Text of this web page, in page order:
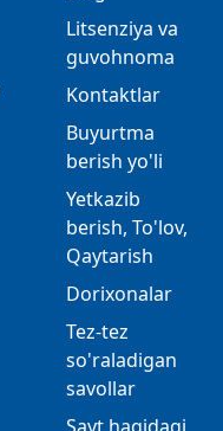
Litsenziya va
guvohnoma
Kontaktlar
Buyurtma
berish yo'li
Yetkazib
berish, To'lov,
Qaytarish
Dorixonalar
Tez-tez
so'raladigan
savollar